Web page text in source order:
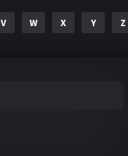
V W X Y Z